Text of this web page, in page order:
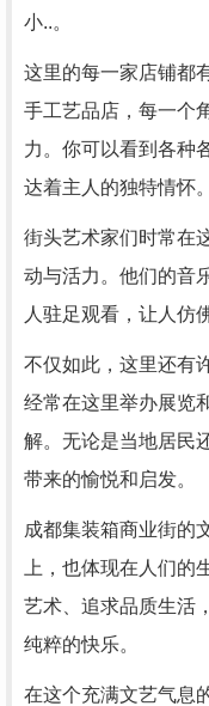
小..。
这里的每一家店铺都
手工艺品店，每一个
力。你可以看到各种
达着主人的独特情怀。
街头艺术家们时常在
动与活力。他们的音
人驻足观看，让人仿
不仅如此，这里还有
经常在这里举办展览
解。无论是当地居民
带来的愉悦和启发。
成都集装箱商业街的
上，也体现在人们的
艺术、追求品质生活
纯粹的快乐。
在这个充满文艺气息